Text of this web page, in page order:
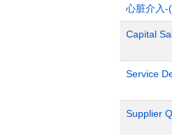
心脏介入-
Capital
Service
Supplier